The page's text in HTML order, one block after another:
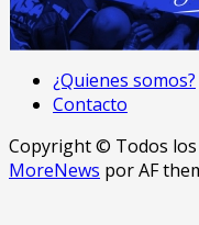
¿Quienes somos?
Contacto
Copyright © Todos
MoreNews por AF